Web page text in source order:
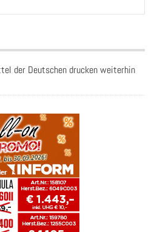
der Deutschen drucken weiterhin